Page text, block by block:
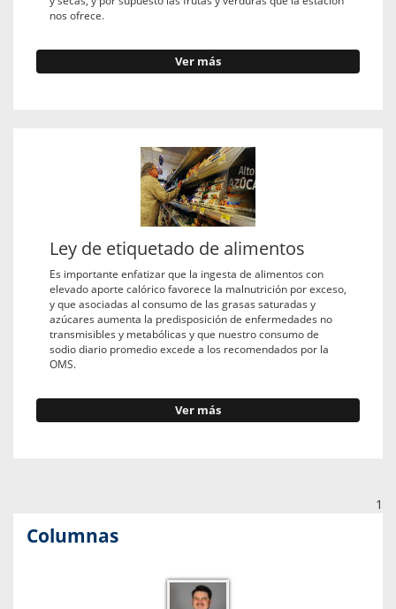
nos ofrece.
Ver más
Ley de etiquetado de alimentos
Es importante enfatizar que la ingesta de alimentos con
elevado aporte calórico favorece la malnutrición por exceso,
y que asociadas al consumo de las grasas saturadas y
azúcares aumenta la predisposición de enfermedades no
transmisibles y metabólicas y que nuestro consumo de
sodio diario promedio excede a los recomendados por la
OMS.
Ver más
1
Columnas